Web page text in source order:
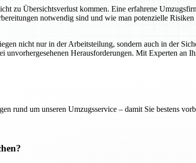
zu Übersichtsverlust kommen. Eine erfahrene
notwendig sind und wie man potenzielle
nicht nur in der Arbeitsteilung, sondern auch in der
Herausforderungen. Mit Experten an
rund um unseren Umzugsservice – damit Sie bestens